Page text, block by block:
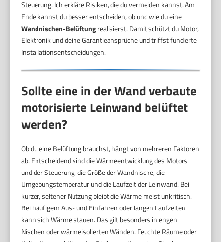
Steuerung. Ich erkläre Risiken, die du vermeiden kannst. Am
Ende kannst du besser entscheiden, ob und wie du eine
Wandnischen-Belüftungrealisierst. Damit schützt du Motor,
Elektronik und deine Garantieansprüche und triffst fundierte
Installationsentscheidungen.
Sollte eine in der Wand verbaute
motorisierte Leinwand belüftet
werden?
Ob du eine Belüftung brauchst, hängt von mehreren Faktoren
ab. Entscheidend sind die Wärmeentwicklung des Motors
und der Steuerung, die Größe der Wandnische, die
Umgebungstemperatur und die Laufzeit der Leinwand. Bei
kurzer, seltener Nutzung bleibt die Wärme meist unkritisch.
Bei häufigem Aus- und Einfahren oder langen Laufzeiten
kann sich Wärme stauen. Das gilt besonders in engen
Nischen oder wärmeisolierten Wänden. Feuchte Räume oder